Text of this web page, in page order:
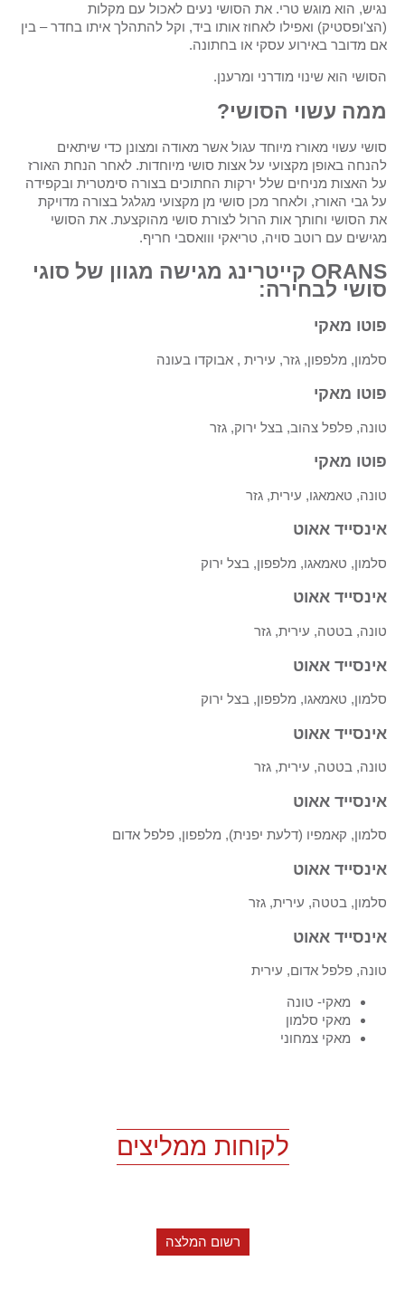
נגיש, הוא מוגש טרי. את הסושי נעים לאכול עם מקלות
(הצ'ופסטיק) ואפילו לאחוז אותו ביד, וקל להתהלך איתו בחדר – בין
אם מדובר באירוע עסקי או בחתונה.
הסושי הוא שינוי מודרני ומרענן.
ממה עשוי הסושי?
סושי עשוי מאורז מיוחד עגול אשר מאודה ומצונן כדי שיתאים
להנחה באופן מקצועי על אצות סושי מיוחדות. לאחר הנחת האורז
על האצות מניחים שלל ירקות החתוכים בצורה סימטרית ובקפידה
על גבי האורז, ולאחר מכן סושי מן מקצועי מגלגל בצורה מדויקת
את הסושי וחותך אות הרול לצורת סושי מהוקצעת. את הסושי
מגישים עם רוטב סויה, טריאקי ווואסבי חריף.
ORANS קייטרינג מגישה מגוון של סוגי
סושי לבחירה:
פוטו מאקי
סלמון, מלפפון, גזר, עירית , אבוקדו בעונה
פוטו מאקי
טונה, פלפל צהוב, בצל ירוק, גזר
פוטו מאקי
טונה, טאמאגו, עירית, גזר
אינסייד אאוט
סלמון, טאמאגו, מלפפון, בצל ירוק
אינסייד אאוט
טונה, בטטה, עירית, גזר
אינסייד אאוט
סלמון, טאמאגו, מלפפון, בצל ירוק
אינסייד אאוט
טונה, בטטה, עירית, גזר
אינסייד אאוט
סלמון, קאמפיו (דלעת יפנית), מלפפון, פלפל אדום
אינסייד אאוט
סלמון, בטטה, עירית, גזר
אינסייד אאוט
טונה, פלפל אדום, עירית
מאקי- טונה
מאקי סלמון
מאקי צמחוני
לקוחות ממליצים
רשום המלצה